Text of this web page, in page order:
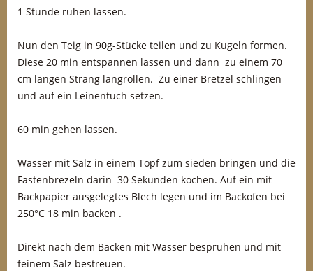
1 Stunde ruhen lassen.
Nun den Teig in 90g-Stücke teilen und zu Kugeln formen.
Diese 20 min entspannen lassen und dann zu einem 70
cm langen Strang langrollen. Zu einer Bretzel schlingen
und auf ein Leinentuch setzen.
60 min gehen lassen.
Wasser mit Salz in einem Topf zum sieden bringen und die
Fastenbrezeln darin 30 Sekunden kochen. Auf ein mit
Backpapier ausgelegtes Blech legen und im Backofen bei
250°C 18 min backen .
Direkt nach dem Backen mit Wasser besprühen und mit
feinem Salz bestreuen.